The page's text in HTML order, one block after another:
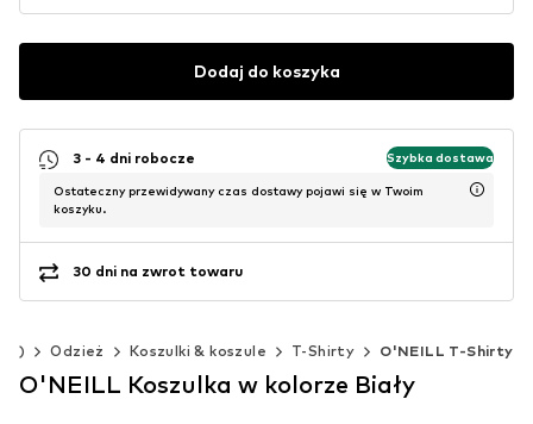
Dodaj do koszyka
3 - 4 dni robocze Szybka dostawa
Ostateczny przewidywany czas dostawy pojawi się w Twoim
koszyku.
30 dni na zwrot towaru
Odzież Koszulki & koszule T-Shirty O'NEILL T-Shirty
O'NEILL Koszulka w kolorze Biały